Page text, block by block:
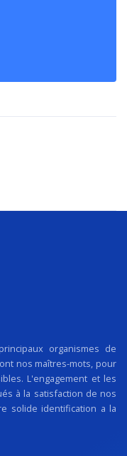
organismes de
nos maîtres-mots, pour
L'engagement et les
à la satisfaction de nos
solide identification a la